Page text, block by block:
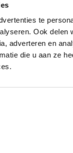
te
Ook
adverteren en
die u aan ze